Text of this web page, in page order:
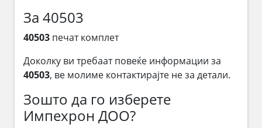
За 40503
40503 печат комплет
Доколку ви требаат повеќе информации за
40503, ве молиме контактирајте не за детали.
Зошто да го изберете
Импехрон ДОО?